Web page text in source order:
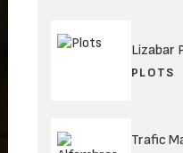
Lizabar
PLOTS
Trafic